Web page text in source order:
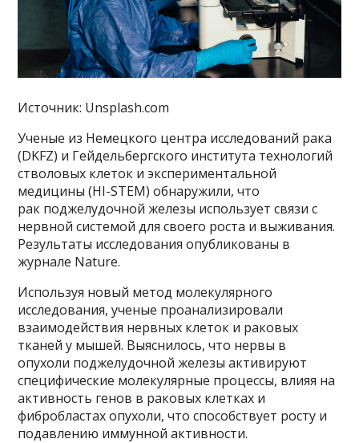
Источник: Unsplash.com
Ученые из Немецкого центра исследований рака
(DKFZ) и Гейдельбергского института технологий
стволовых клеток и экспериментальной
медицины (HI-STEM) обнаружили, что
рак поджелудочной железы использует связи с
нервной системой для своего роста и выживания.
Результаты исследования опубликованы в
журнале Nature.
Используя новый метод молекулярного
исследования, ученые проанализировали
взаимодействия нервных клеток и раковых
тканей у мышей. Выяснилось, что нервы в
опухоли поджелудочной железы активируют
специфические молекулярные процессы, влияя на
активность генов в раковых клетках и
фибробластах опухоли, что способствует росту и
подавлению иммунной активности.